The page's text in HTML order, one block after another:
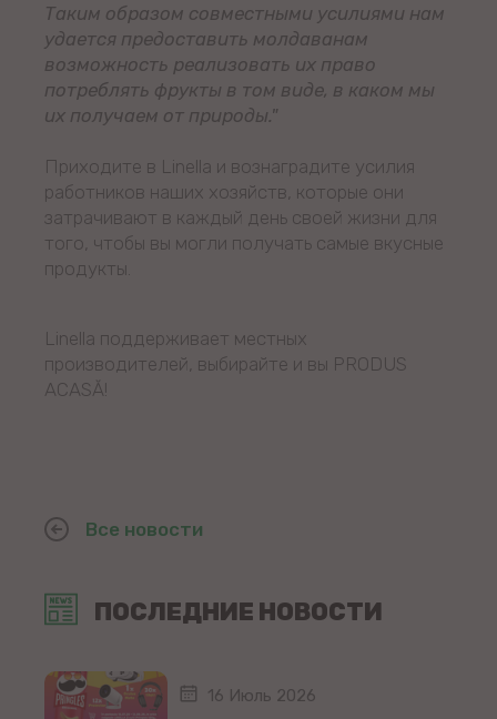
ПОСЛЕДНИЕ НОВОСТИ
16 Июль 2026
Таким образом совместными усилиями нам
удается предоставить молдаванам
возможность реализовать их право
потреблять фрукты в том виде, в каком мы
их получаем от природы."
Приходите в Linella и вознаградите усилия
работников наших хозяйств, которые они
затрачивают в каждый день своей жизни для
того, чтобы вы могли получать самые вкусные
продукты.
Linella поддерживает местных
производителей, выбирайте и вы PRODUS
ACASĂ!
Все новости